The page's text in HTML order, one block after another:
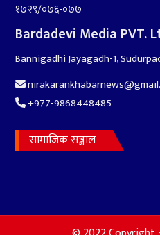
१७२९/०७६-०७७
Bardadevi Media PVT.
Bannigadhi Jayagadh-1,
+977-9868448485
सामाजिक सञ्जाल